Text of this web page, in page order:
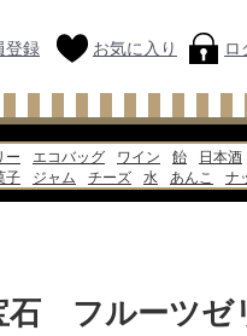
登録 お気に入り ロ
ー エコバッグ ワイン 飴 日本酒
子
ジャム チーズ 水 あんこ ナ
石 フルーツゼ